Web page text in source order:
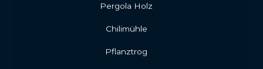
Pergola Holz
Chilimühle
Pflanztrog